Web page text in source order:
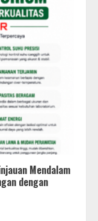
Mendalam
dengan